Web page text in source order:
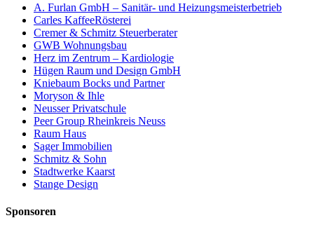
A. Furlan GmbH – Sanitär- und Heizungsmeisterbetrieb
Carles KaffeeRösterei
Cremer & Schmitz Steuerberater
GWB Wohnungsbau
Herz im Zentrum – Kardiologie
Hügen Raum und Design GmbH
Kniebaum Bocks und Partner
Moryson & Ihle
Neusser Privatschule
Peer Group Rheinkreis Neuss
Raum Haus
Sager Immobilien
Schmitz & Sohn
Stadtwerke Kaarst
Stange Design
Sponsoren